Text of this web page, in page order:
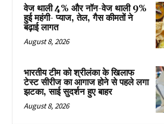
वेज थाली 4% और नॉन-वेज थाली 9%
हुई महंगी- प्याज, तेल, गैस कीमतों ने
बढ़ाई लागत
August 8, 2026
भारतीय टीम को श्रीलंका के खिलाफ
टेस्ट सीरीज का आगाज होने से पहले लगा
झटका, साई सुदर्शन हुए बाहर
August 8, 2026